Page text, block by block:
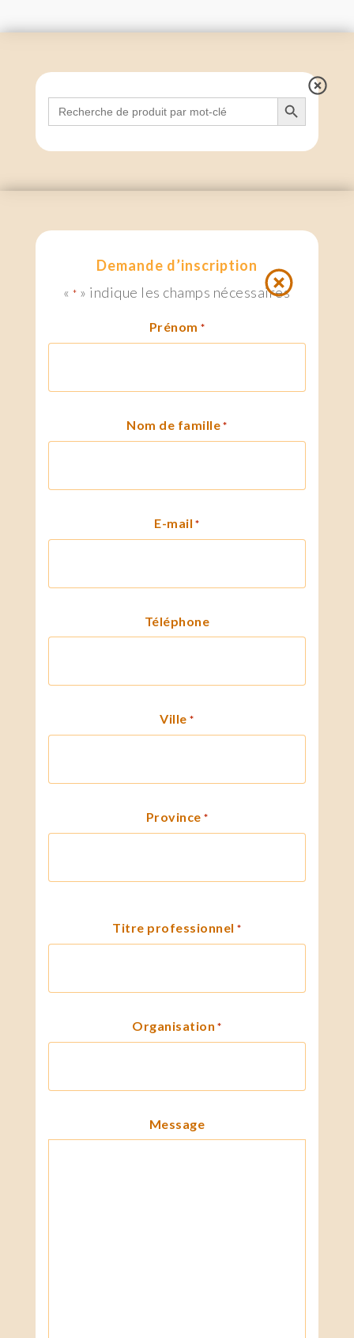
Search
for:
Search Button
Demande d’inscription
«* » indique les champs nécessaires
Prénom *
Nom de famille *
E-mail *
Téléphone
Ville *
Province *
Titre professionnel *
Organisation *
Message